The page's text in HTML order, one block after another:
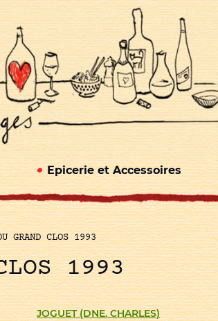
Epicerie et Accessoires
GRAND CLOS 1993
1993
JOGUET (DNE. CHARLES)